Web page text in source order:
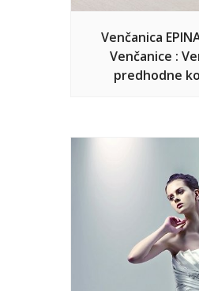
Venčanica
Venčanice :
predhodne